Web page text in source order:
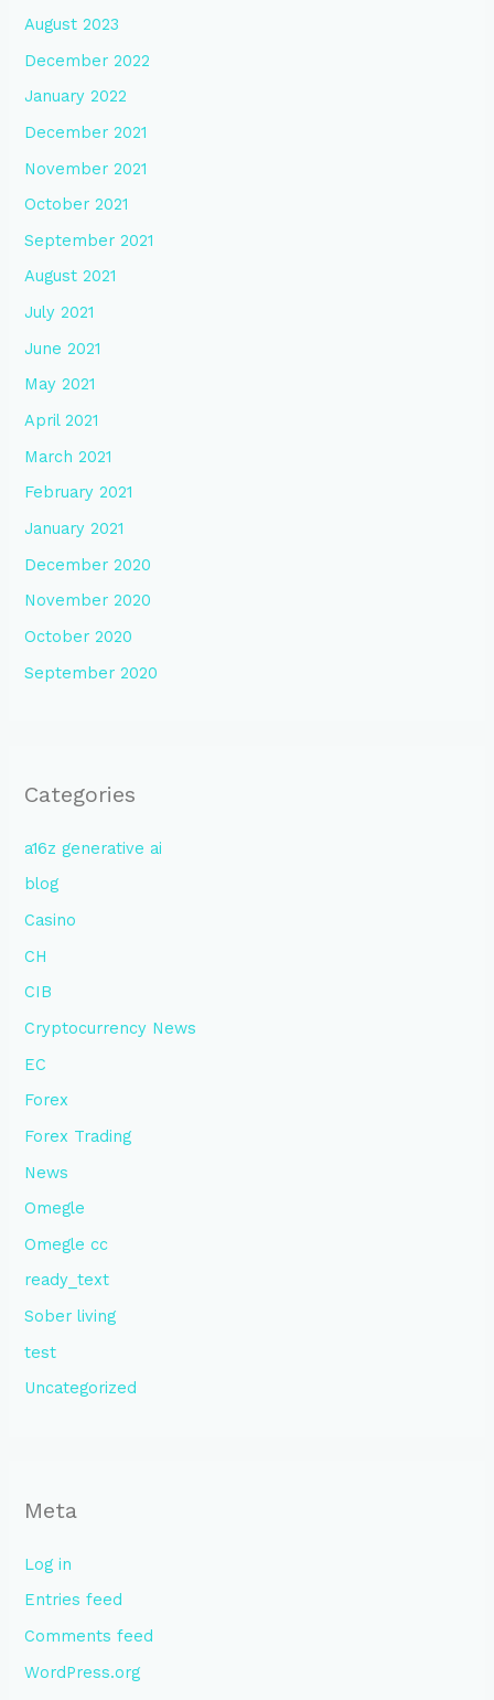
August 2023
December 2022
January 2022
December 2021
November 2021
October 2021
September 2021
August 2021
July 2021
June 2021
May 2021
April 2021
March 2021
February 2021
January 2021
December 2020
November 2020
October 2020
September 2020
Categories
a16z generative ai
blog
Casino
CH
CIB
Cryptocurrency News
EC
Forex
Forex Trading
News
Omegle
Omegle cc
ready_text
Sober living
test
Uncategorized
Meta
Log in
Entries feed
Comments feed
WordPress.org